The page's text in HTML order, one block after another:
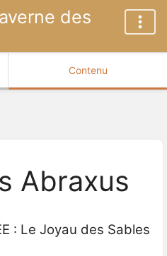
des
Contenu
Abraxus
: Le Joyau des Sables